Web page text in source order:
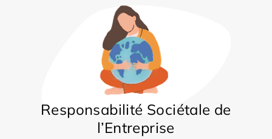
Responsabilité Sociétale de
l’Entreprise